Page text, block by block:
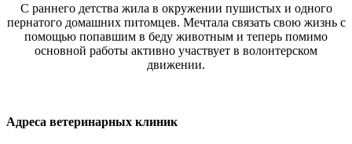
С раннего детства жила в окружении пушистых и одного
пернатого домашних питомцев. Мечтала связать свою жизнь с
помощью попавшим в беду животным и теперь помимо
основной работы активно участвует в волонтерском
движении.
Адреса ветеринарных клиник